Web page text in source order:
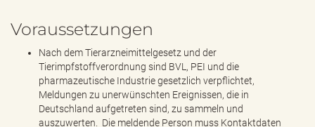
Voraussetzungen
Nach dem Tierarzneimittelgesetz und der
Tierimpfstoffverordnung sind BVL, PEI und die
pharmazeutische Industrie gesetzlich verpflichtet,
Meldungen zu unerwünschten Ereignissen, die in
Deutschland aufgetreten sind, zu sammeln und
auszuwerten. Die meldende Person muss Kontaktdaten